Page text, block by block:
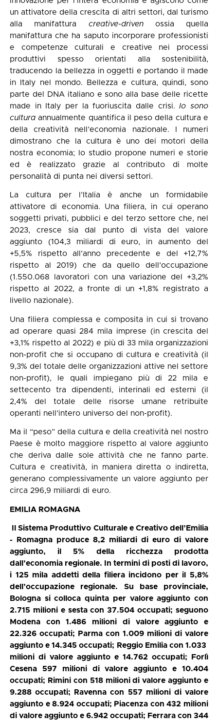
un attivatore della crescita di altri settori, dal turismo
alla manifattura creative-drivenossia quella
manifattura che ha saputo incorporare professionisti
e competenze culturali e creative nei processi
produttivi spesso orientati alla sostenibilità,
traducendo la bellezza in oggetti e portando il made
in Italy nel mondo. Bellezza e cultura, quindi, sono
parte del DNA italiano e sono alla base delle ricette
made in Italy per la fuoriuscita dalle crisi.Io sono
cultura annualmente quantifica il peso della cultura e
della creatività nell’economia nazionale. I numeri
dimostrano che la cultura è uno dei motori della
nostra economia; lo studio propone numeri e storie
ed è realizzato grazie al contributo di molte
personalità di punta nei diversi settori.
La cultura per l’Italia è anche un formidabile
attivatore di economia. Una filiera, in cui operano
soggetti privati, pubblici e del terzo settore che, nel
2023, cresce sia dal punto di vista del valore
aggiunto (104,3 miliardi di euro, in aumento del
+5,5% rispetto all’anno precedente e del +12,7%
rispetto al 2019) che da quello dell’occupazione
(1.550.068 lavoratori con una variazione del +3,2%
rispetto al 2022, a fronte di un +1,8% registrato a
livello nazionale).
Una filiera complessa e composita in cui si trovano
ad operare quasi 284 mila imprese (in crescita del
+3,1% rispetto al 2022) e più di 33 mila organizzazioni
non-profit che si occupano di cultura e creatività (il
9,3% del totale delle organizzazioni attive nel settore
non-profit), le quali impiegano più di 22 mila e
settecento tra dipendenti, interinali ed esterni (il
2,4% del totale delle risorse umane retribuite
operanti nell’intero universo del non-profit).
Ma il “peso” della cultura e della creatività nel nostro
Paese è molto maggiore rispetto al valore aggiunto
che deriva dalle sole attività che ne fanno parte.
Cultura e creatività, in maniera diretta o indiretta,
generano complessivamente un valore aggiunto per
circa 296,9 miliardi di euro.
EMILIA ROMAGNA
Il Sistema Produttivo Culturale e Creativo dell’Emilia
- Romagna produce 8,2 miliardi di euro di valore
aggiunto, il 5% della ricchezza prodotta
dall’economia regionale. In termini di posti di lavoro,
i 125 mila addetti della filiera incidono per il 5,8%
dell’occupazione regionale. Su base provinciale,
Bologna si colloca quinta per valore aggiunto con
2.715 milioni e sesta con 37.504 occupati; seguono
Modena con 1.486 milioni di valore aggiunto e
22.326 occupati; Parma con 1.009 milioni di valore
aggiunto e 14.345 occupati; Reggio Emilia con 1.033
milioni di valore aggiunto e 14.762 occupati; Forlì
Cesena 597 milioni di valore aggiunto e 10.404
occupati; Rimini con 518 milioni di valore aggiunto e
9.288 occupati; Ravenna con 557 milioni di valore
aggiunto e 8.924 occupati; Piacenza con 432 milioni
di valore aggiunto e 6.942 occupati; Ferrara con 344